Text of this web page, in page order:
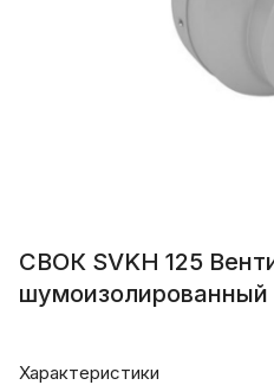
СВОК SVKH 125
шумоизолированный
Характеристики